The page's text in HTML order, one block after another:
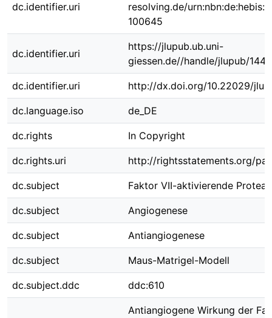
dc.identifier.uri
resolving.de/
100645
dc.identifier.uri
https://jlupub.ub.uni-
giessen.de//handle/jlupub/
dc.identifier.uri http://dx.doi.org/10.22029/
dc.language.iso de_DE
dc.rights In Copyright
dc.rights.uri http://rightsstatements.org/
dc.subject Faktor VII-aktivierende
dc.subject Angiogenese
dc.subject Antiangiogenese
dc.subject Maus-Matrigel-Modell
dc.subject.ddc ddc:610
Antiangiogene Wirkung der